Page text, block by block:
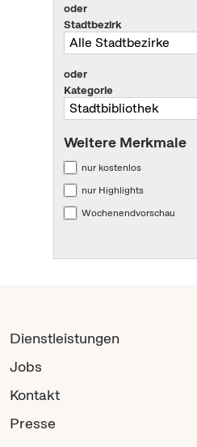
oder
Stadtbezirk
oder
Kategorie
Weitere Merkmale
nur kostenlos
nur Highlights
Wochenendvorschau
Dienstleistungen
Jobs
Kontakt
Presse